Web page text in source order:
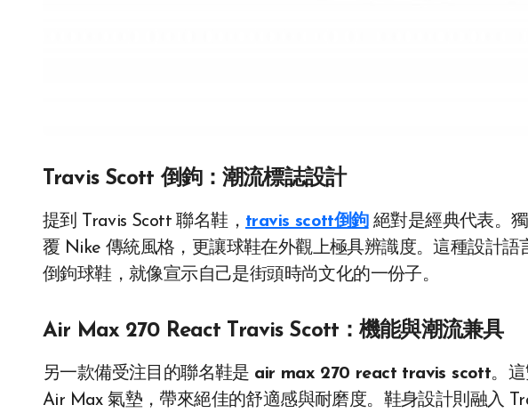
Travis Scott 倒鉤：潮流標誌設計
提到 Travis Scott 聯名鞋， travis scott倒鉤絕對是經典代表。
覆 Nike 傳統風格，更讓球鞋在外觀上極具辨識度。這種設計語
倒鉤球鞋，就像宣示自己是街頭時尚文化的一份子。
Air Max 270 React Travis Scott：機能與潮流兼具
另一款備受注目的聯名鞋是 air max 270 react travis scott。
Air Max 氣墊，帶來絕佳的舒適感與耐磨度。鞋身設計則融入